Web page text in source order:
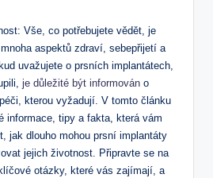
Vše, co potřebujete vědět, je
aspektů zdraví, sebepřijetí a
uvažujete o prsních implantátech,
je důležité být informován o
kterou vyžadují. V tomto článku
informace, tipy a fakta, která vám
jak dlouho mohou prsní implantáty
jejich životnost. Připravte se na
otázky, které vás zajímají, a